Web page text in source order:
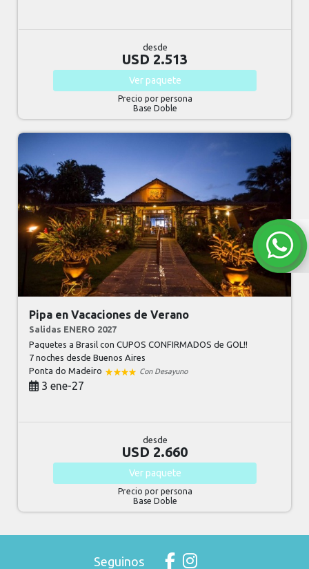
desde
USD 2.513
Ver paquete
Precio por persona
Base Doble
Pipa en Vacaciones de Verano
Salidas ENERO 2027
Paquetes a Brasil con CUPOS CONFIRMADOS de GOL!!
7 nochesdesde Buenos Aires
Ponta do Madeiro
Con Desayuno
3 ene-27
desde
USD 2.660
Ver paquete
Precio por persona
Base Doble
Seguinos